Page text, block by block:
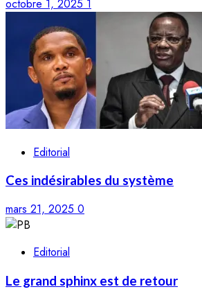
octobre 1, 2025 1
Editorial
Ces indésirables du système
mars 21, 2025 0
Editorial
Le grand sphinx est de retour